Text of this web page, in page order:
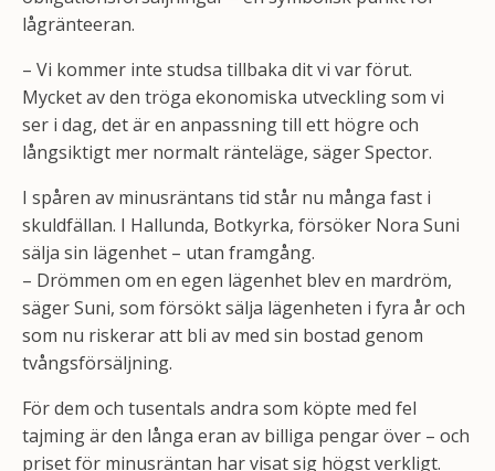
lågränteeran.
– Vi kommer inte studsa tillbaka dit vi var förut.
Mycket av den tröga ekonomiska utveckling som vi
ser i dag, det är en anpassning till ett högre och
långsiktigt mer normalt ränteläge, säger Spector.
I spåren av minusräntans tid står nu många fast i
skuldfällan. I Hallunda, Botkyrka, försöker Nora Suni
sälja sin lägenhet – utan framgång.
– Drömmen om en egen lägenhet blev en mardröm,
säger Suni, som försökt sälja lägenheten i fyra år och
som nu riskerar att bli av med sin bostad genom
tvångsförsäljning.
För dem och tusentals andra som köpte med fel
tajming är den långa eran av billiga pengar över – och
priset för minusräntan har visat sig högst verkligt.